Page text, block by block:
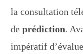
la consultation
deprédiction.
impératif